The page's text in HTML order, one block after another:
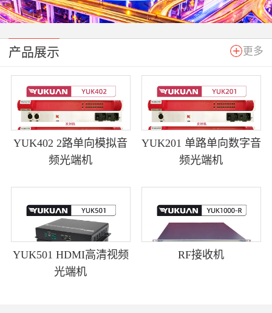
产品展示 更多
YUK402 2路单向模拟音
频光端机
YUK201 单路单向数字音
频光端机
YUK501 HDMI高清视频
光端机
RF接收机